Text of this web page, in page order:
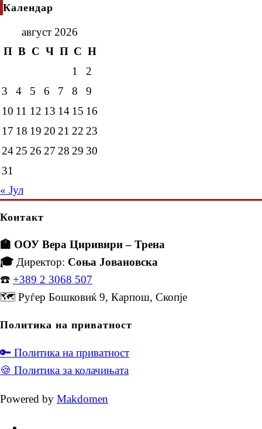
Календар
август 2026
П В С Ч П С Н
1
2
3
4 5 6 7 8
9
10 11 12 13 14 15 16
17 18 19 20 21 22 23
2425 26 27 28 29 30
31
« Јул
Контакт
🏫 ООУ Вера Циривири – Трена
🎓 Директор: Соња Јовановска
☎️ +389 2 3068 507
🗺️ Руѓер Бошковиќ 9, Карпош, Скопје
Политика на приватност
🔑 Политика на приватност
🍪 Политика за колачињата
Powered by Makdomen